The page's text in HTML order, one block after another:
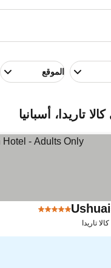
الموقع
تاريدا، أسبانيا
5 عدد النجوم